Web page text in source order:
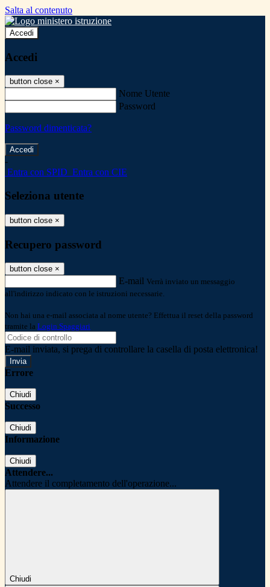
Salta al contenuto
Accedi
Accedi
button close ×
Nome Utente
Password
Password dimenticata?
-
Entra con SPID Entra con CIE
Seleziona utente
button close ×
Recupero password
button close ×
E-mail Verrà inviato un messaggio
all'indirizzo indicato con le istruzioni necessarie.
Non hai una e-mail associata al nome utente? Effettua il reset della password
tramite la Login Spaggiari
E-mail inviata, si prega di controllare la casella di posta elettronica!
Errore
Chiudi
Successo
Chiudi
Informazione
Chiudi
Attendere...
Attendere il completamento dell'operazione...
Chiudi